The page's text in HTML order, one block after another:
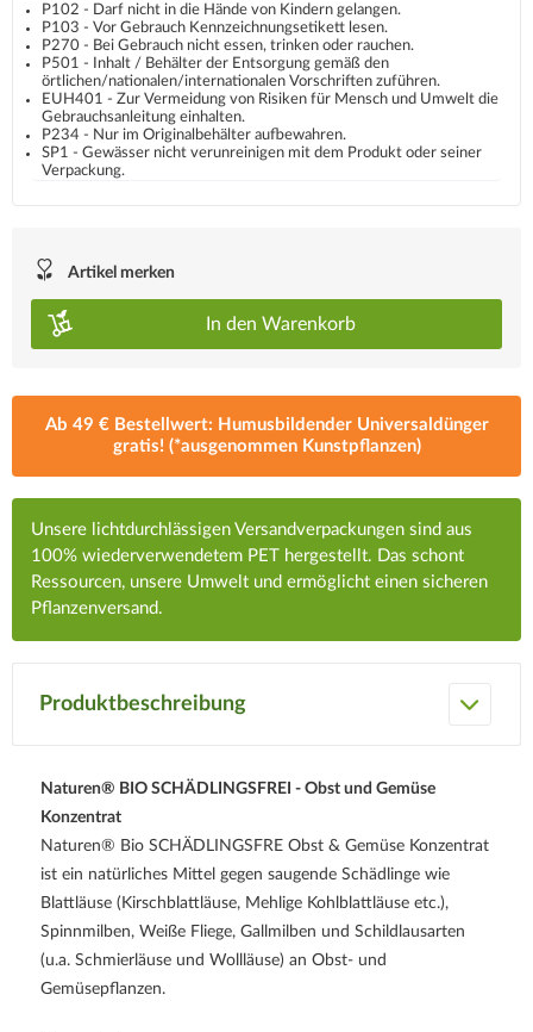
P102 - Darf nicht in die Hände von Kindern gelangen.
P103 - Vor Gebrauch Kennzeichnungsetikett lesen.
P270 - Bei Gebrauch nicht essen, trinken oder rauchen.
P501 - Inhalt / Behälter der Entsorgung gemäß den
örtlichen/nationalen/internationalen Vorschriften zuführen.
EUH401 - Zur Vermeidung von Risiken für Mensch und Umwelt die
Gebrauchsanleitung einhalten.
P234 - Nur im Originalbehälter aufbewahren.
SP1 - Gewässer nicht verunreinigen mit dem Produkt oder seiner
Verpackung.
Artikel merken
In den Warenkorb
Ab 49 € Bestellwert: Humusbildender Universaldünger
gratis! (*ausgenommen Kunstpflanzen)
Unsere lichtdurchlässigen Versandverpackungen sind aus
100% wiederverwendetem PET hergestellt. Das schont
Ressourcen, unsere Umwelt und ermöglicht einen sicheren
Pflanzenversand.
Produktbeschreibung
Naturen® BIO SCHÄDLINGSFREI - Obst und Gemüse
Konzentrat
Naturen® Bio SCHÄDLINGSFRE Obst & Gemüse Konzentrat
ist ein natürliches Mittel gegen saugende Schädlinge wie
Blattläuse (Kirschblattläuse, Mehlige Kohlblattläuse etc.),
Spinnmilben, Weiße Fliege, Gallmilben und Schildlausarten
(u.a. Schmierläuse und Wollläuse) an Obst- und
Gemüsepflanzen.